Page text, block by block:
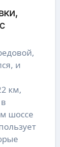
и
км,
шоссе